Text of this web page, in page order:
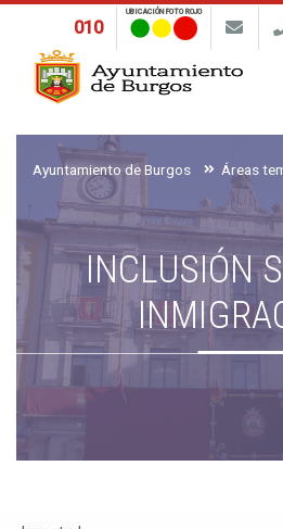
010
UBICACIÓN FOTO ROJO
Ayuntamiento de Burgos Áreas
INCLUSIÓN